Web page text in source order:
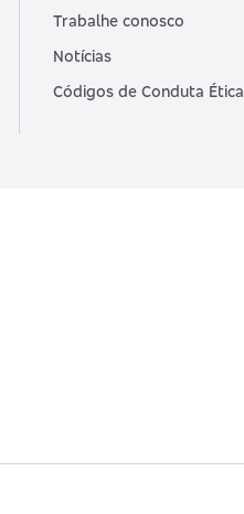
Trabalhe conosco
Notícias
Códigos de Conduta Ética